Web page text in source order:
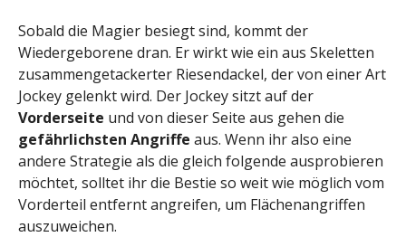
Sobald die Magier besiegt sind, kommt der
Wiedergeborene dran. Er wirkt wie ein aus Skeletten
zusammengetackerter Riesendackel, der von einer Art
Jockey gelenkt wird. Der Jockey sitzt auf der
Vorderseite und von dieser Seite aus gehen die
gefährlichsten Angriffe aus. Wenn ihr also eine
andere Strategie als die gleich folgende ausprobieren
möchtet, solltet ihr die Bestie so weit wie möglich vom
Vorderteil entfernt angreifen, um Flächenangriffen
auszuweichen.